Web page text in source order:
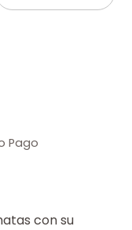
Pago
con su